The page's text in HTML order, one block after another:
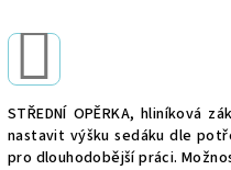
STŘEDNÍ OPĚRKA, hliníková
nastavit výšku sedáku dle
pro dlouhodobější práci.